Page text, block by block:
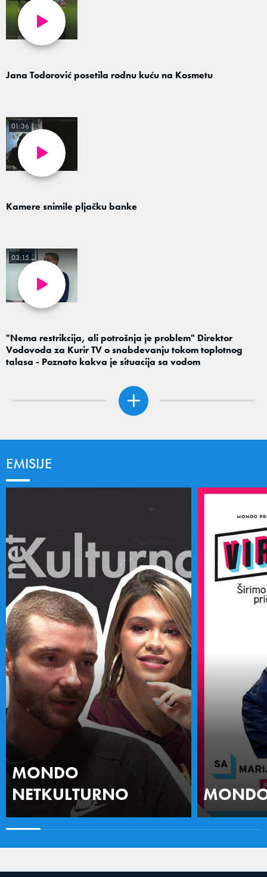
Jana Todorović posetila rodnu kuću na Kosmetu
Kamere snimile pljačku banke
01:36
"Nema restrikcija, ali potrošnja je problem" Direktor
Vodovoda za Kurir TV o snabdevanju tokom toplotnog
talasa - Poznato kakva je situacija sa vodom
03:15
EMISIJE
MONDO
NETKULTURNO